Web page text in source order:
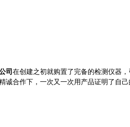
司 在创建之初就购置了完备的检测仪器，
诚合作下，一次又一次用产品证明了自己